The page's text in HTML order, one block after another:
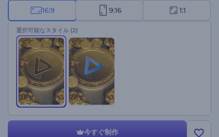
ャル、プレゼンテーションのオープニングなど、さまざまな用途に最適で
す。今すぐお試しください。
16:9 9:16 1:1
選択可能なスタイル (2)
今すぐ制作